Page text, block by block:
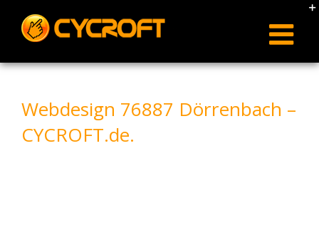
content
Webdesign 76887 Dörrenbach –
CYCROFT.de.